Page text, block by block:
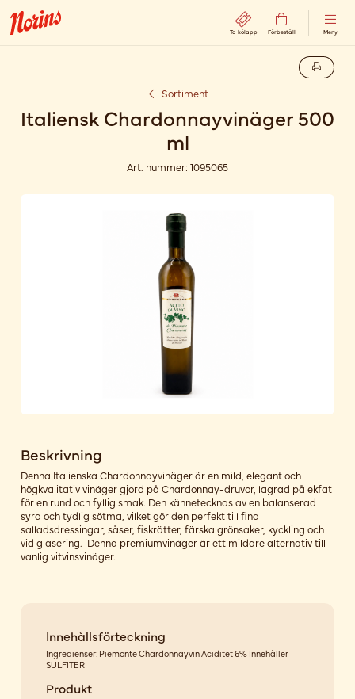
Ta kölapp Förbeställ Meny
Sortiment
Italiensk Chardonnayvinäger 500
ml
Art. nummer: 1095065
Beskrivning
Denna Italienska Chardonnayvinäger är en mild, elegant och
högkvalitativ vinäger gjord på Chardonnay-druvor, lagrad på ekfat
för en rund och fyllig smak. Den kännetecknas av en balanserad
syra och tydlig sötma, vilket gör den perfekt till fina
salladsdressingar, såser, fiskrätter, färska grönsaker, kyckling och
vid glasering. Denna premiumvinäger är ett mildare alternativ till
vanlig vitvinsvinäger.
Innehållsförteckning
Ingredienser: Piemonte Chardonnayvin Aciditet 6% Innehåller
SULFITER
Produkt